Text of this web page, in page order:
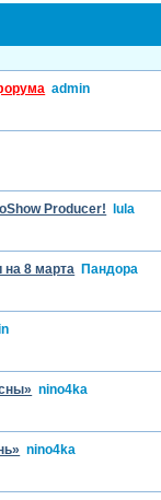
admin
Producer! lula
на 8 марта Пандора
nino4ka
nino4ka